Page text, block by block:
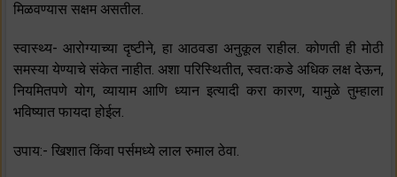
मिळवण्यास सक्षम असतील.
स्वास्थ्य- आरोग्याच्या दृष्टीने, हा आठवडा अनुकूल राहील. कोणती ही मोठी
समस्या येण्याचे संकेत नाहीत. अशा परिस्थितीत, स्वतःकडे अधिक लक्ष देऊन,
नियमितपणे योग, व्यायाम आणि ध्यान इत्यादी करा कारण, यामुळे तुम्हाला
भविष्यात फायदा होईल.
उपाय:- खिशात किंवा पर्समध्ये लाल रुमाल ठेवा.